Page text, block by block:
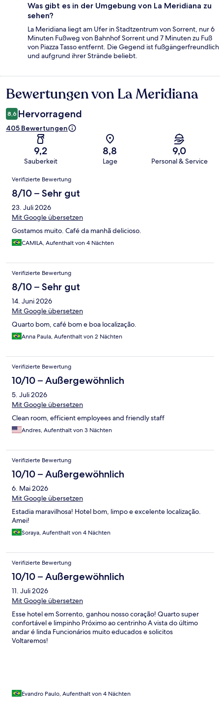
Was gibt es in der Umgebung von La Meridiana zu
sehen?
La Meridiana liegt am Ufer in Stadtzentrum von Sorrent, nur 6
Minuten Fußweg von Bahnhof Sorrent und 7 Minuten zu Fuß
von Piazza Tasso entfernt. Die Gegend ist fußgängerfreundlich
und aufgrund ihrer Strände beliebt.
Bewertungen
Bewertungen von La Meridiana
8,6 Hervorragend
405 Bewertungen
9,2
Sauberkeit
8,8
Lage
9,0
Personal & Service
Bewertungen
Verifizierte Bewertung
8/10 – Sehr gut
23. Juli 2026
Mit Google übersetzen
Gostamos muito. Café da manhã delicioso.
CAMILA, Aufenthalt von 4 Nächten
Verifizierte Bewertung
8/10 – Sehr gut
14. Juni 2026
Mit Google übersetzen
Quarto bom, café bom e boa localização.
Anna Paula, Aufenthalt von 2 Nächten
Verifizierte Bewertung
10/10 – Außergewöhnlich
5. Juli 2026
Mit Google übersetzen
Clean room, efficient employees and friendly staff
Andres, Aufenthalt von 3 Nächten
Verifizierte Bewertung
10/10 – Außergewöhnlich
6. Mai 2026
Mit Google übersetzen
Estadia maravilhosa! Hotel bom, limpo e excelente localização.
Amei!
Soraya, Aufenthalt von 4 Nächten
Verifizierte Bewertung
10/10 – Außergewöhnlich
11. Juli 2026
Mit Google übersetzen
Esse hotel em Sorrento, ganhou nosso coração! Quarto super
confortável e limpinho Próximo ao centrinho A vista do último
andar é linda Funcionários muito educados e solicitos
Voltaremos!
Evandro Paulo, Aufenthalt von 4 Nächten